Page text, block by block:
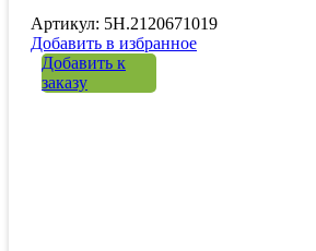
Артикул: 5H.2120671019
Добавить в избранное
Добавить к
заказу